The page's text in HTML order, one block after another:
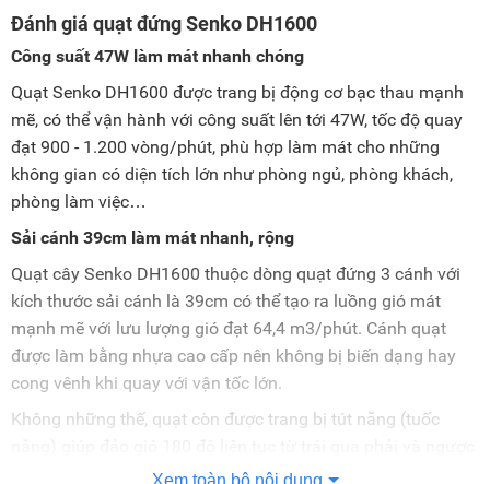
Đánh giá quạt đứng Senko DH1600
Công suất 47W làm mát nhanh chóng
Quạt Senko DH1600 được trang bị động cơ bạc thau mạnh
mẽ, có thể vận hành với công suất lên tới 47W, tốc độ quay
đạt 900 - 1.200 vòng/phút, phù hợp làm mát cho những
không gian có diện tích lớn như phòng ngủ, phòng khách,
phòng làm việc…
Sải cánh 39cm làm mát nhanh, rộng
Quạt cây Senko DH1600 thuộc dòng quạt đứng 3 cánh với
kích thước sải cánh là 39cm có thể tạo ra luồng gió mát
mạnh mẽ với lưu lượng gió đạt 64,4 m3/phút. Cánh quạt
được làm bằng nhựa cao cấp nên không bị biến dạng hay
cong vênh khi quay với vận tốc lớn.
Không những thế, quạt còn được trang bị tút năng (tuốc
lại, mang lại khả năng làm mát nhanh, làn gió trải rộng, góc